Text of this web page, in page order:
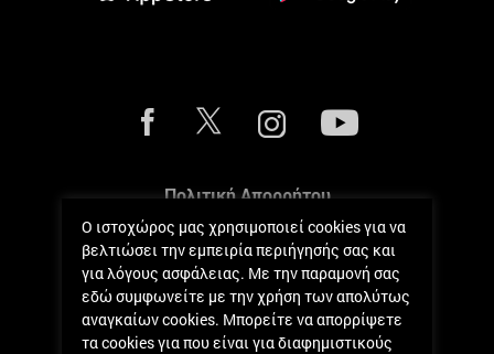
Πολιτική Απορρήτου
Πολιτική Cookies
Κανόνες Μετρήσεων
Όροι και Κανόνες
Ο ιστοχώρος μας χρησιμοποιεί cookies για να
βελτιώσει την εμπειρία περιήγησής σας και
για λόγους ασφάλειας. Με την παραμονή σας
εδώ συμφωνείτε με την χρήση των απολύτως
αναγκαίων cookies. Μπορείτε να απορρίψετε
τα cookies για που είναι για διαφημιστικούς